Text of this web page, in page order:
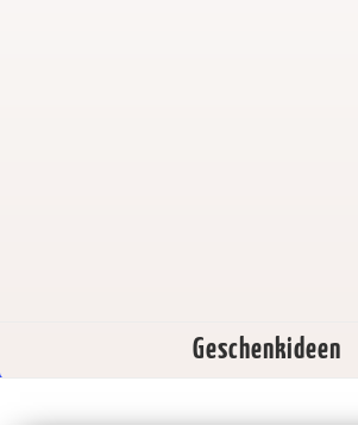
Geschenkideen